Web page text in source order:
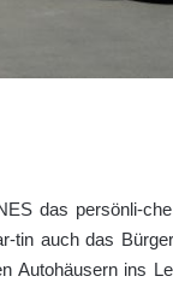
das persönli-
tin auch das
Autohäusern ins